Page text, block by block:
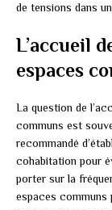
de tensions dans
L’accueil
espaces
La question de
communs est
recommandé
cohabitation pour
porter sur la
espaces communs